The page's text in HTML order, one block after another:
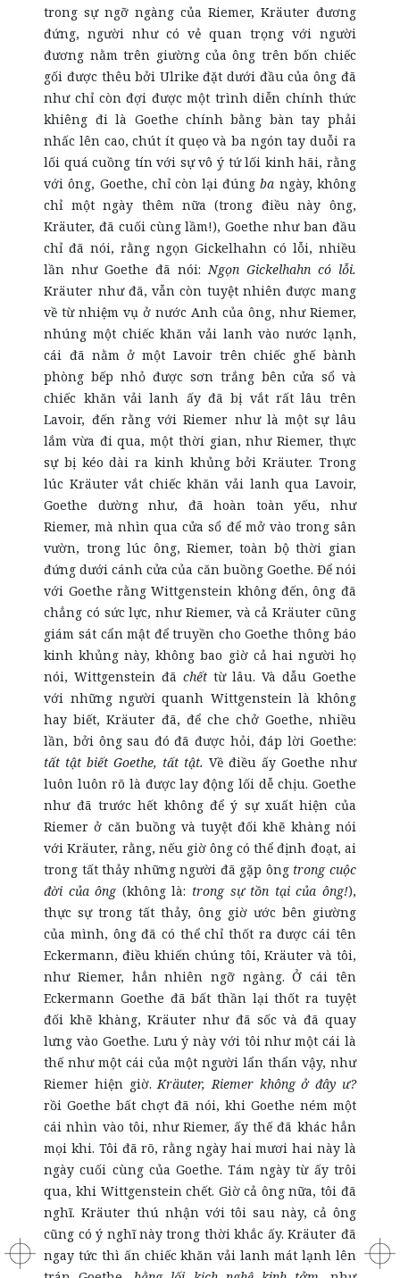
trong sự ngỡ ngàng của Riemer, Kräuter đương
đứng, người như có vẻ quan trọng với người
đương nằm trên giường của ông trên bốn chiếc
gối được thêu bởi Ulrike đặt dưới đầu của ông đã
như chỉ còn đợi được một trình diễn chính thức
khiêng đi là Goethe chính bằng bàn tay phải
nhấc lên cao, chút ít quẹo và ba ngón tay duỗi ra
lối quá cuồng tín với sự vô ý tứ lối kinh hãi, rằng
với ông, Goethe, chỉ còn lại đúngba ngày, không
chỉ một ngày thêm nữa (trong điều này ông,
Kräuter, đã cuối cùng lầm!), Goethe như ban đầu
chỉ đã nói, rằng ngọn Gickelhahn có lỗi, nhiều
lần như Goethe đã nói:Ngọn Gickelhahn có lỗi.
Kräuter như đã, vẫn còn tuyệt nhiên được mang
về từ nhiệm vụ ở nước Anh của ông, như Riemer,
nhúng một chiếc khăn vải lanh vào nước lạnh,
cái đã nằm ở một Lavoir trên chiếc ghế bành
phòng bếp nhỏ được sơn trắng bên cửa sổ và
chiếc khăn vải lanh ấy đã bị vắt rất lâu trên
Lavoir, đến rằng với Riemer như là một sự lâu
lắm vừa đi qua, một thời gian, như Riemer, thực
sự bị kéo dài ra kinh khủng bởi Kräuter. Trong
lúc Kräuter vắt chiếc khăn vải lanh qua Lavoir,
Goethe dường như, đã hoàn toàn yếu, như
Riemer, mà nhìn qua cửa sổ để mở vào trong sân
vườn, trong lúc ông, Riemer, toàn bộ thời gian
đứng dưới cánh cửa của căn buồng Goethe. Để nói
với Goethe rằng Wittgenstein không đến, ông đã
chẳng có sức lực, như Riemer, và cả Kräuter cũng
giám sát cẩn mật để truyền cho Goethe thông báo
kinh khủng này, không bao giờ cả hai người họ
nói, Wittgenstein đãchết từ lâu. Và dẫu Goethe
với những người quanh Wittgenstein là không
hay biết, Kräuter đã, để che chở Goethe, nhiều
lần, bởi ông sau đó đã được hỏi, đáp lời Goethe:
tất tật biết Goethe, tất tật. Về điều ấy Goethe như
luôn luôn rõ là được lay động lối dễ chịu. Goethe
như đã trước hết không để ý sự xuất hiện của
Riemer ở căn buồng và tuyệt đối khẽ khàng nói
với Kräuter, rằng, nếu giờ ông có thể định đoạt, ai
trong tất thảy những người đã gặp ông trong cuộc
đời của ông (không là: trong sự tồn tại của ông!),
thực sự trong tất thảy, ông giờ ước bên giường
của mình, ông đã có thể chỉ thốt ra được cái tên
Eckermann, điều khiến chúng tôi, Kräuter và tôi,
như Riemer, hẳn nhiên ngỡ ngàng. Ở cái tên
Eckermann Goethe đã bất thần lại thốt ra tuyệt
đối khẽ khàng, Kräuter như đã sốc và đã quay
lưng vào Goethe. Lưu ý này với tôi như một cái là
thế như một cái của một người lẩn thẩn vậy, như
Riemer hiện giờ.Kräuter, Riemer không ở đây ư?
rồi Goethe bất chợt đã nói, khi Goethe ném một
cái nhìn vào tôi, như Riemer, ấy thế đã khác hẳn
mọi khi. Tôi đã rõ, rằng ngày hai mươi hai này là
ngày cuối cùng của Goethe. Tám ngày từ ấy trôi
qua, khi Wittgenstein chết. Giờ cả ông nữa, tôi đã
nghĩ. Kräuter thú nhận với tôi sau này, cả ông
cũng có ý nghĩ này trong thời khắc ấy. Kräuter đã
ngay tức thì ấn chiếc khăn vải lanh mát lạnh lên